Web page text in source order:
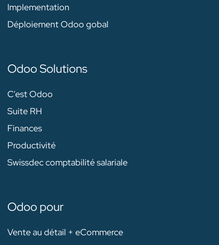
Implementation
Déploiement Odoo gobal
Odoo Solutions
C'est Odoo
Suite RH
Finances
Productivité
Swissdec comptabilité salariale
Odoo pour
Vente au détail + eCommerce